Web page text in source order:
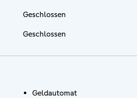
Geschlossen
Geschlossen
Geldautomat